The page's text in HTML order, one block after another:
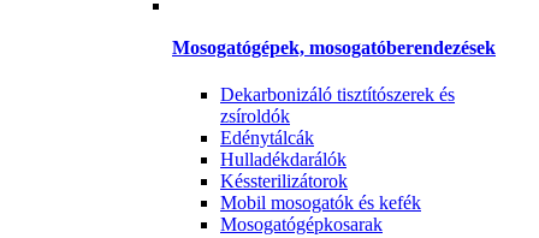
Mosogatógépek, mosogatóberendezések
Dekarbonizáló tisztítószerek és
zsíroldók
Edénytálcák
Hulladékdarálók
Késsterilizátorok
Mobil mosogatók és kefék
Mosogatógépkosarak